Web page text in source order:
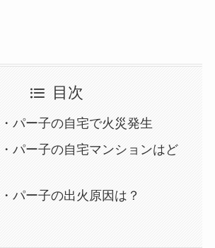
目次
パー子の自宅で火災発生
パー子の自宅マンションはど
パー子の出火原因は？